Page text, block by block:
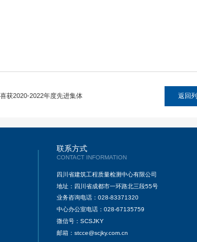
获2020-2022年度先进集体 返回
联系方式
CONTACT INFORMATION
四川省建筑工程质量检测中心有限公司
地址：四川省成都市一环路北三段55号
业务咨询电话：028-83371320
中心办公室电话：028-67135759
微信号：SCSJKY
邮箱：stcce@scjky.com.cn